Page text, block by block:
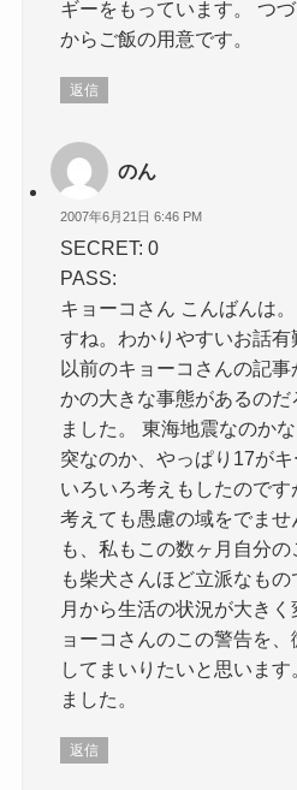
ギーをもっています。 つ
からご飯の用意です。
返信
のん
2007年6月21日 6:46 PM
SECRET: 0
PASS:
キョーコさん こんばんは
すね。わかりやすいお話有
以前のキョーコさんの記
かの大きな事態があるの
ました。 東海地震なのか
突なのか、やっぱり17がキ
いろいろ考えもしたので
考えても愚慮の域をでませ
も、私もこの数ヶ月自分
も柴犬さんほど立派なも
月から生活の状況が大き
ョーコさんのこの警告を
してまいりたいと思いま
ました。
返信